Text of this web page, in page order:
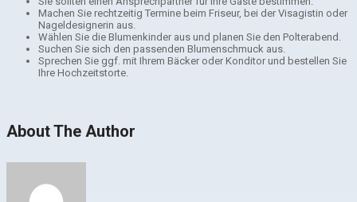
Machen Sie rechtzeitig Termine beim Friseur, bei der Visagistin oder
Nageldesignerin aus.
Wählen Sie die Blumenkinder aus und planen Sie den Polterabend.
Suchen Sie sich den passenden Blumenschmuck aus.
Sprechen Sie ggf. mit Ihrem Bäcker oder Konditor und bestellen Sie
Ihre Hochzeitstorte.
About The Author